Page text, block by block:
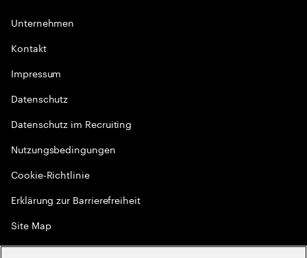
Unternehmen
Kontakt
Impressum
Datenschutz
Datenschutz im Recruiting
Nutzungsbedingungen
Cookie-Richtlinie
Erklärung zur Barrierefreiheit
Site Map
Globale Meritokratie